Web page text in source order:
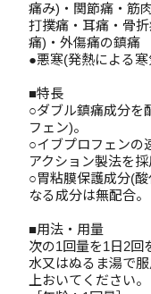
痛み)・関節痛・筋
打撲痛・耳痛・骨
痛)・外傷痛の鎮痛
●悪寒(発熱による
■特長
○ダブル鎮痛成分を
フェン)。
○イブプロフェンの
アクション製法を採
○胃粘膜保護成分(
なる成分は無配合。
■用法・用量
次の1回量を1日2回
水又はぬるま湯で
上おいてください。